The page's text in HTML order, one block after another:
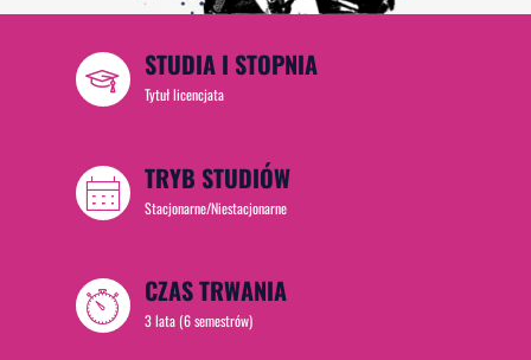
STUDIA I STOPNIA
Tytuł licencjata
TRYB STUDIÓW
Stacjonarne/Niestacjonarne
CZAS TRWANIA
3 lata (6 semestrów)